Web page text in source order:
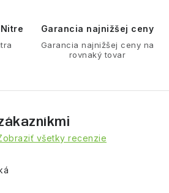
Garancia najnižšej ceny
Garancia najnižšej ceny na
rovnaký tovar
všetky recenzie